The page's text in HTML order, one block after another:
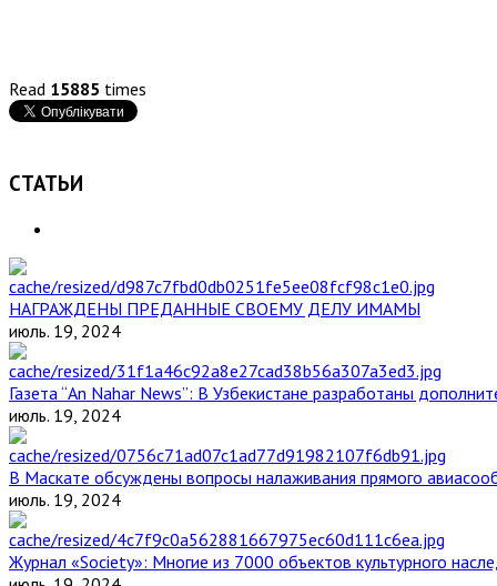
Read 15885 times
СТАТЬИ
НАГРАЖДЕНЫ ПРЕДАННЫЕ СВОЕМУ ДЕЛУ ИМАМЫ
июль. 19, 2024
Газета “An Nahar News”: В Узбекистане разработаны
июль. 19, 2024
В Маскате обсуждены вопросы налаживания прямого
июль. 19, 2024
Журнал «Society»: Многие из 7000 объектов культурного